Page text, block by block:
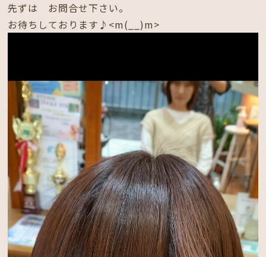
先ずは お問合せ下さい。
お待ちしております♪<m(__)m>